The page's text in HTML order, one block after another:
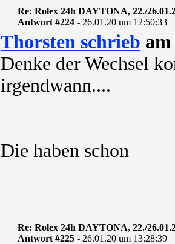
Re: Rolex 24h DAYTONA, 22./
Antwort #224 - 26.01.20 um 12:50:33
Thorsten schrieb
Denke der Wechsel
irgendwann....
Die haben schon
Re: Rolex 24h DAYTONA, 22./
Antwort #225 - 26.01.20 um 13:28:39